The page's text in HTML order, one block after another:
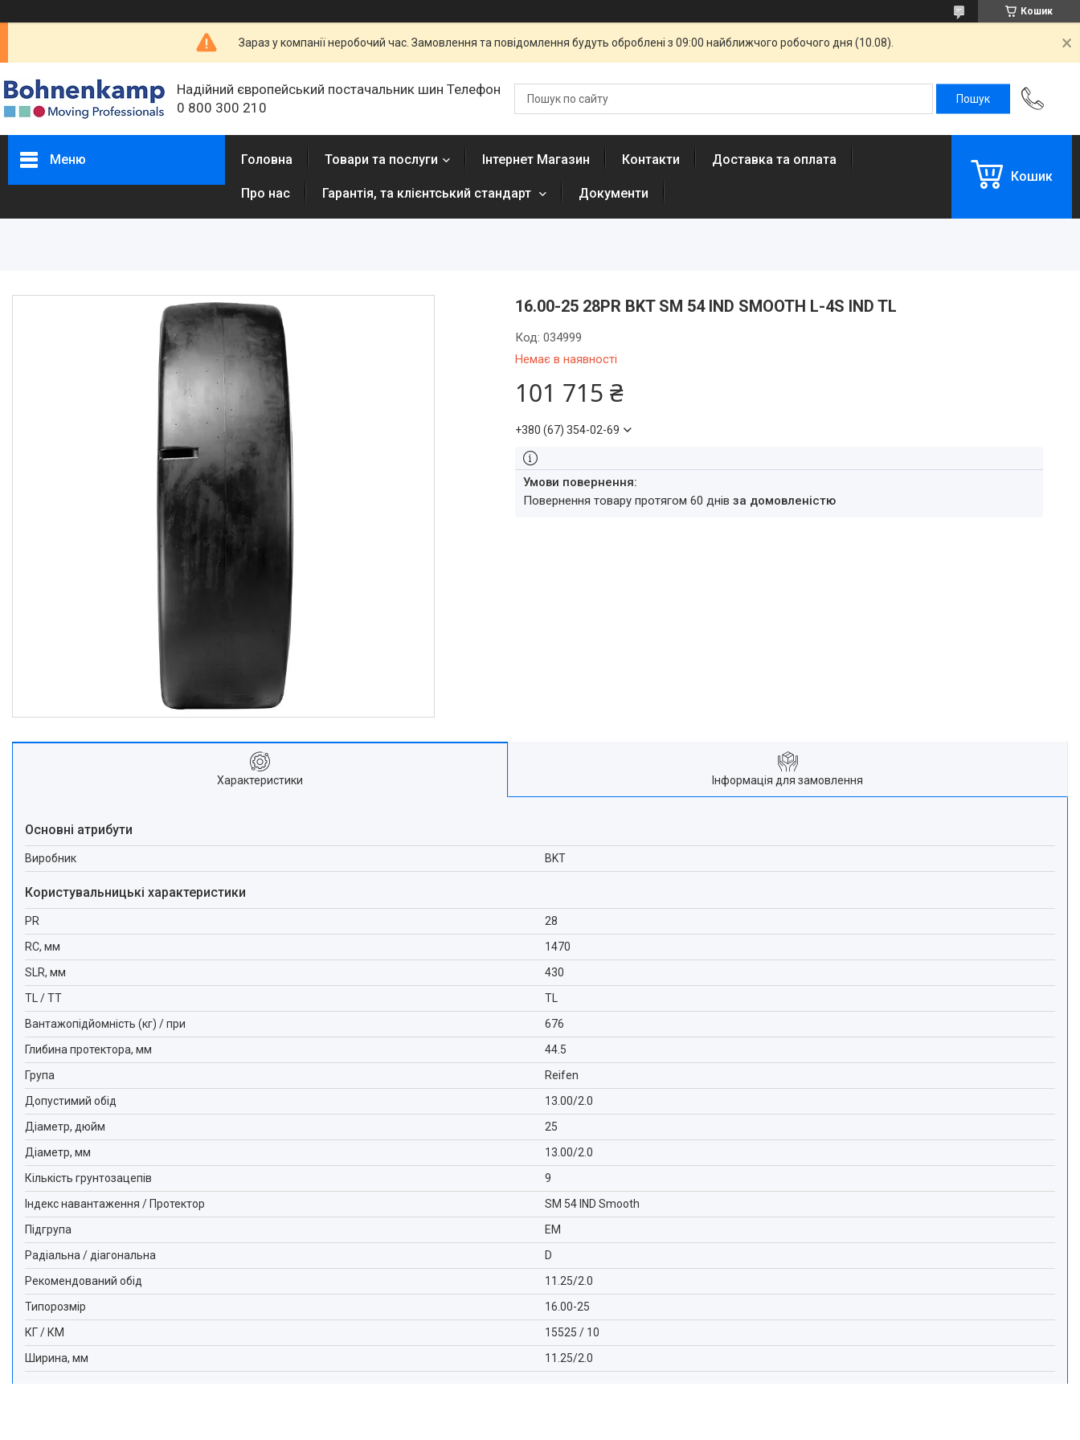
Кошик
Зараз у компанії неробочий час. Замовлення та повідомлення будуть оброблені з 09:00 найближчого робочого дня (10.08).
Надійний європейський постачальник шин Телефон
0 800 300 210
Меню Головна Товари та послуги Інтернет Магазин Контакти Доставка та оплата
Про нас Гарантія, та клієнтський стандарт Документи
Кошик
16.00-25 28PR BKT SM 54 IND SMOOTH L-4S IND TL
Немає в наявності
Код:034999
101 715 ₴
+380 (67) 354-02-69
повернення товару протягом 60 днівза домовленістю
Характеристики Інформація для замовлення
Основні атрибути
Виробник BKT
Користувальницькі характеристики
PR
28
RC, мм
1470
SLR, мм
430
TL / TT
TL
Вантажопідйомність (кг) / при
676
Глибина протектора, мм
44.5
Група
Reifen
Допустимий обід
13.00/2.0
Діаметр, дюйм
25
Діаметр, мм
13.00/2.0
Кількість грунтозацепів
9
Індекс навантаження / Протектор
SM 54 IND Smooth
Підгрупа
EM
Радіальна / діагональна
D
Рекомендований обід
11.25/2.0
Типорозмір
16.00-25
КГ / КМ
15525 / 10
Ширина, мм
11.25/2.0